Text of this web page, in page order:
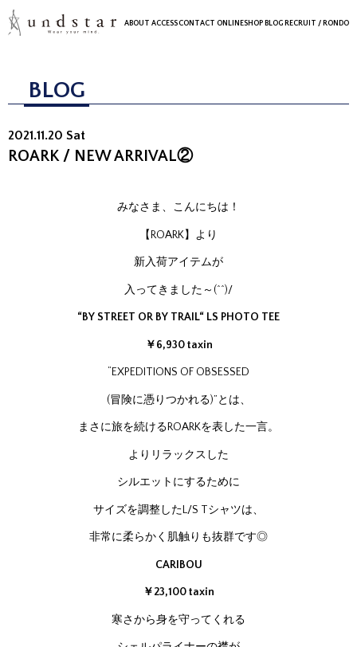
ABOUT ACCESSCONTACT ONLINESHOP BLOG RECRUIT / RONDO
BLOG
2021.11.20 Sat
ROARK / NEW ARRIVAL②
みなさま、こんにちは！
【ROARK】より
新入荷アイテムが
入ってきました～(^^)/
“BY STREET OR BY TRAIL“ LS PHOTO TEE
￥6,930 taxin
“EXPEDITIONS OF OBSESSED
(冒険に憑りつかれる)”とは、
まさに旅を続けるROARKを表した一言。
よりリラックスした
シルエットにするために
サイズを調整したL/S Tシャツは、
非常に柔らかく肌触りも抜群です◎
CARIBOU
￥23,100 taxin
寒さから身を守ってくれる